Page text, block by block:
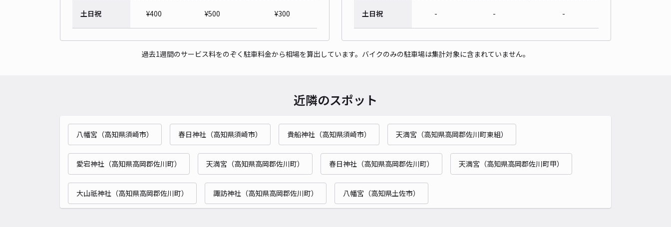
土日祝 ¥400 ¥500 ¥300 土日祝 - - -
過去1週間のサービス料をのぞく駐車料金から相場を算出しています。バイクのみの駐車場は集計対象に含まれていません。
近隣のスポット
八幡宮（高知県須崎市） 春日神社（高知県須崎市） 貴船神社（高知県須崎市） 天満宮（高知県高岡郡佐川町東組）
愛宕神社（高知県高岡郡佐川町） 天満宮（高知県高岡郡佐川町） 春日神社（高知県高岡郡佐川町） 天満宮（高知県高岡郡佐川町甲）
大山祇神社（高知県高岡郡佐川町） 諏訪神社（高知県高岡郡佐川町） 八幡宮（高知県土佐市）